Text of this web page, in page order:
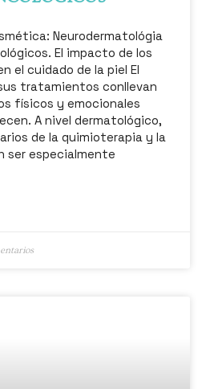
Neurodermatológia
El impacto de los
el cuidado de la piel El
tratamientos conllevan
físicos y emocionales
A nivel dermatológico,
de la quimioterapia y la
ser especialmente